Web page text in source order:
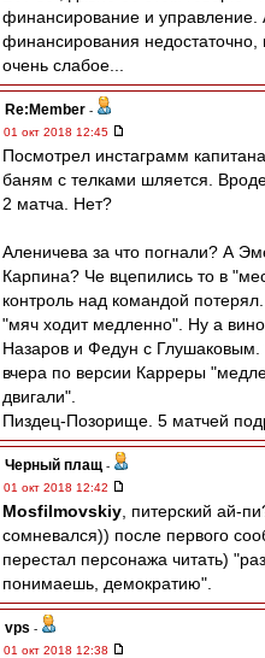
финансирование и управление.
финансирования недостаточно,
очень слабое...
Re:Member -
01 окт 2018 12:45
Посмотрел инстаграмм
баням с телками шляется.
2 матча. Нет?
Аленичева за что погнали? А
Карпина? Че вцепились то в
контроль над командой
"мяч ходит медленно". Ну а
Назаров и Федун с Глушаковым.
вчера по версии Карреры
двигали".
Пиздец-Позорище. 5 матчей
Черный плащ -
01 окт 2018 12:42
Mosfilmovskiy , питерский ай-
сомневался)) после первого
перестал персонажа читать)
понимаешь, демократию".
vps -
01 окт 2018 12:38